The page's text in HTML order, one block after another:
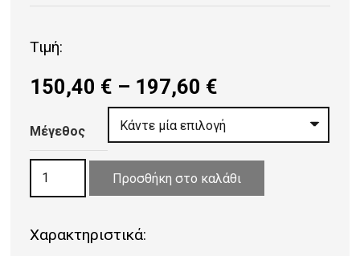
Τιμή:
150,40 € – 197,60 €
range:
150,40 €
197,60 €
Μέγεθος
1226/473510
Προσθήκη στο καλάθι
Χαρακτηριστικά: